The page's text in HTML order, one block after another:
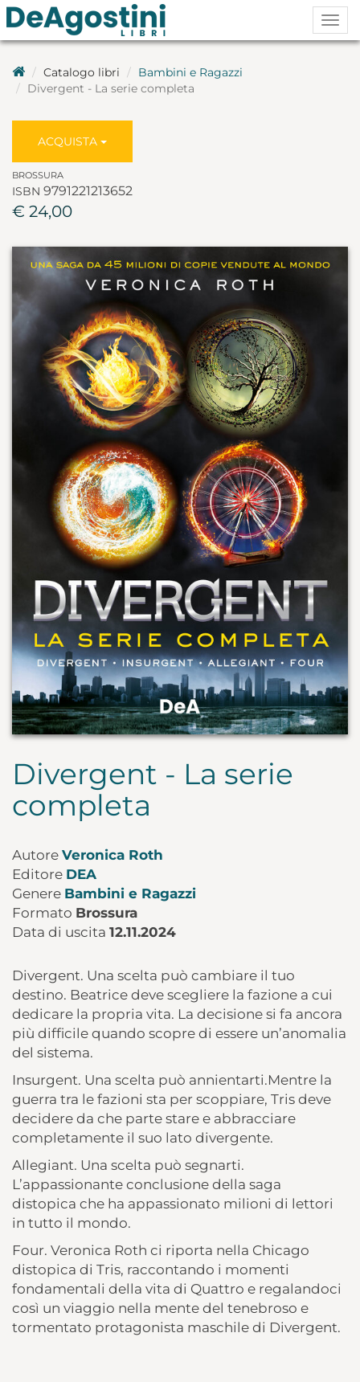
Catalogo libri
Bambini e Ragazzi
Divergent - La serie completa
ACQUISTA
BROSSURA
ISBN 9791221213652
€ 24,00
Divergent - La serie
completa
Autore Veronica Roth
Editore DEA
Genere Bambini e Ragazzi
Formato Brossura
Data di uscita 12.11.2024
Divergent. Una scelta può cambiare il tuo
destino. Beatrice deve scegliere la fazione a cui
dedicare la propria vita. La decisione si fa ancora
più difficile quando scopre di essere un’anomalia
del sistema.
Insurgent. Una scelta può annientarti.Mentre la
guerra tra le fazioni sta per scoppiare, Tris deve
decidere da che parte stare e abbracciare
completamente il suo lato divergente.
Allegiant. Una scelta può segnarti.
L’appassionante conclusione della saga
distopica che ha appassionato milioni di lettori
in tutto il mondo.
Four. Veronica Roth ci riporta nella Chicago
distopica di Tris, raccontando i momenti
fondamentali della vita di Quattro e regalandoci
così un viaggio nella mente del tenebroso e
tormentato protagonista maschile di Divergent.